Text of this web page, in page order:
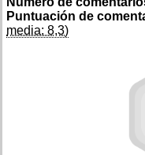
Puntuación de
media: 8,3)